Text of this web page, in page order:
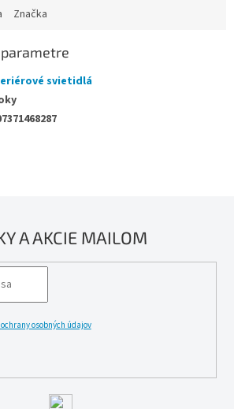
Značka
svietidlá
A AKCIE MAILOM
osobných údajov